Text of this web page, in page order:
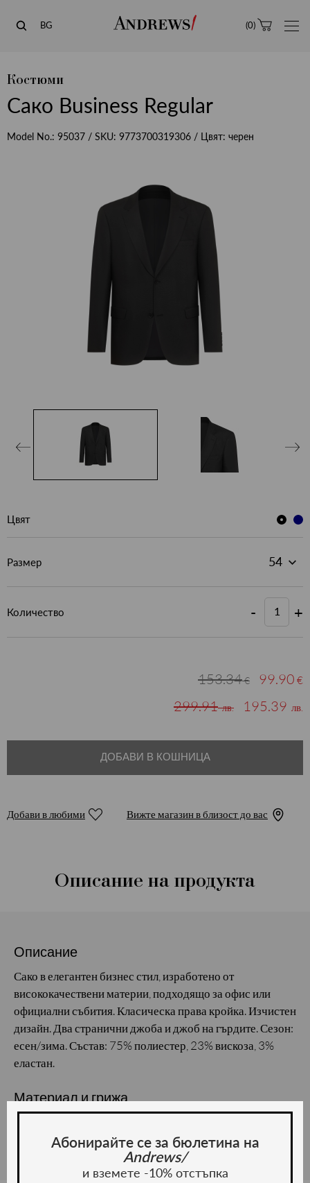
Andrews
BG (0)
Костюми
Сако Business Regular
Model No.: 95037 / SKU: 9773700319306 / Цвят: черен
Цвят
Размер
Количество - +
153.34€ 99.90 €
299.91лв. 195.39 лв.
ДОБАВИ В КОШНИЦА
Добави в любими Вижте магазин в близост до вас
Описание на продукта
Описание
Сако в елегантен бизнес стил, изработено от
висококачествени материи, подходящо за офис или
официални събития. Класическа права кройка. Изчистен
дизайн. Два странични джоба и джоб на гърдите. Сезон:
есен/зима. Състав: 75% полиестер, 23% вискоза, 3%
еластан.
Материал и грижа
Абонирайте се за бюлетина на
Andrews/
и вземете -10% отстъпка